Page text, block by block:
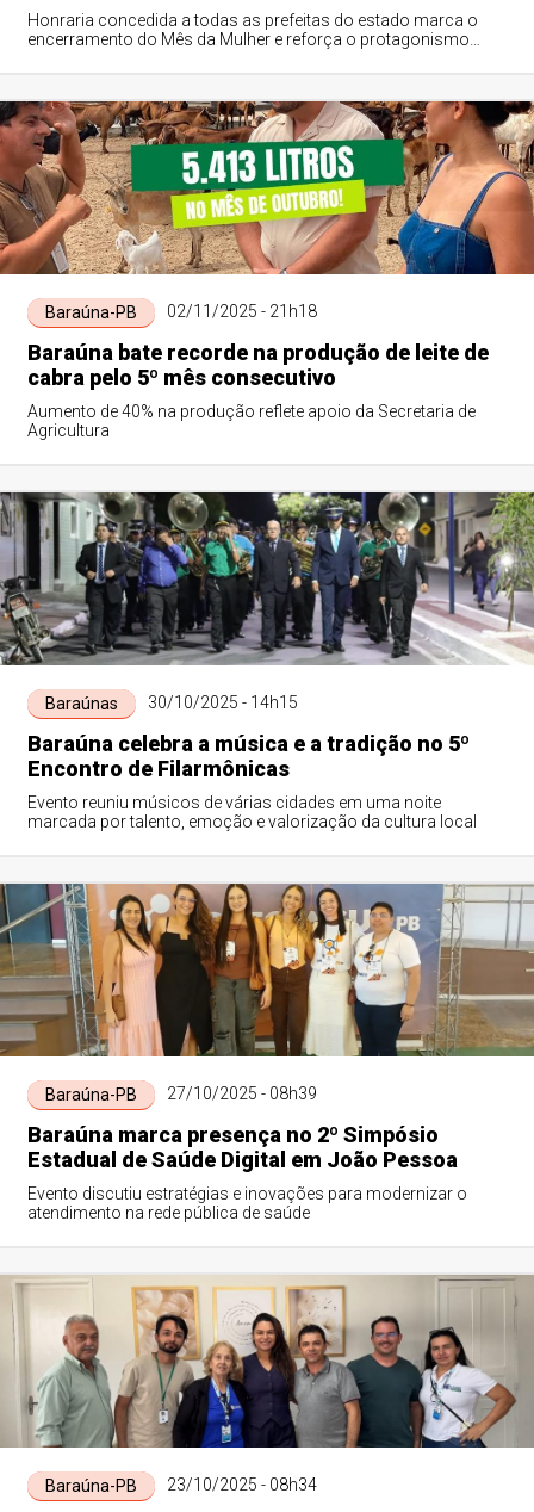
Honraria concedida a todas as prefeitas do estado marca o
encerramento do Mês da Mulher e reforça o protagonismo
Baraúna-PB 02/11/2025 - 21h18
Baraúna bate recorde na produção de leite de
cabra pelo 5º mês consecutivo
Aumento de 40% na produção reflete apoio da Secretaria de
Agricultura
Baraúnas 30/10/2025 - 14h15
Baraúna celebra a música e a tradição no 5º
Encontro de Filarmônicas
Evento reuniu músicos de várias cidades em uma noite
marcada por talento, emoção e valorização da cultura local
Baraúna-PB 27/10/2025 - 08h39
Baraúna marca presença no 2º Simpósio
Estadual de Saúde Digital em João Pessoa
Evento discutiu estratégias e inovações para modernizar o
atendimento na rede pública de saúde
Baraúna-PB 23/10/2025 - 08h34